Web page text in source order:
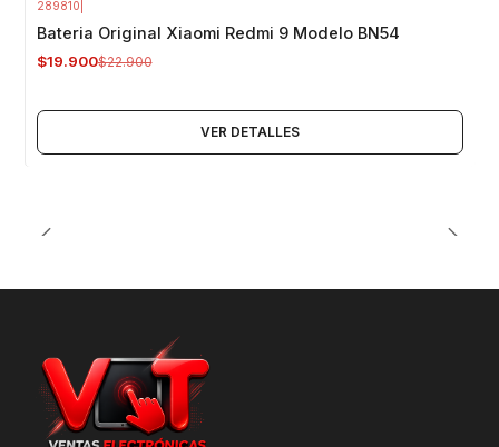
289810
Bateria Original Xiaomi Redmi 9 Modelo BN54
$19.900$22.900
VER DETALLES